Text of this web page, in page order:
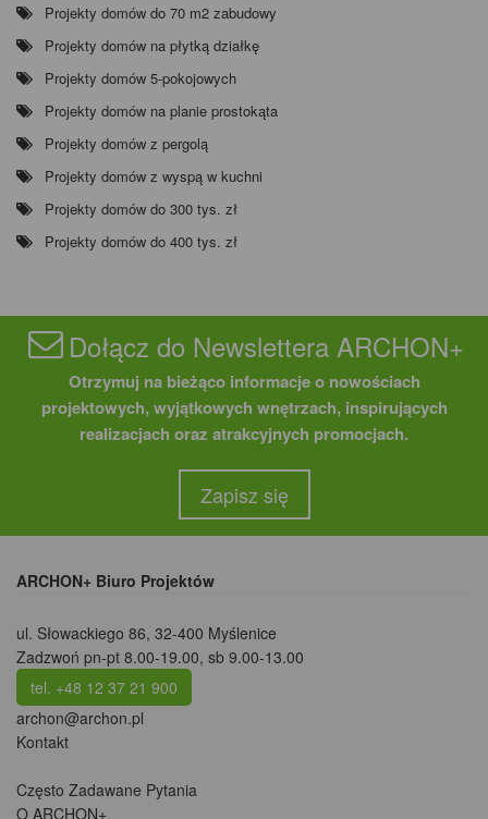
Projekty domów do 70 m2 zabudowy
Projekty domów na płytką działkę
Projekty domów 5-pokojowych
Projekty domów na planie prostokąta
Projekty domów z pergolą
Projekty domów z wyspą w kuchni
Projekty domów do 300 tys. zł
Projekty domów do 400 tys. zł
Dołącz do Newslettera ARCHON+
Otrzymuj na bieżąco informacje o nowościach
projektowych, wyjątkowych wnętrzach, inspirujących
realizacjach oraz atrakcyjnych promocjach.
Zapisz się
ARCHON+ Biuro Projektów
ul. Słowackiego 86, 32-400 Myślenice
Zadzwoń pn-pt 8.00-19.00, sb 9.00-13.00
tel. +48 12 37 21 900
archon@archon.pl
Kontakt
Często Zadawane Pytania
O ARCHON+